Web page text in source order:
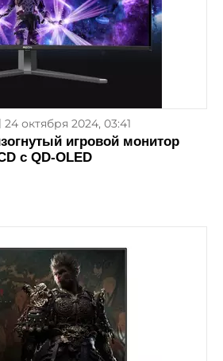
24 октября 2024, 03:41
игровой монитор
с QD-OLED